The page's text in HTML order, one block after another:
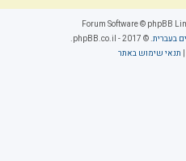
. © 2017 - phpBB.co.il.
תנאי שימוש באתר